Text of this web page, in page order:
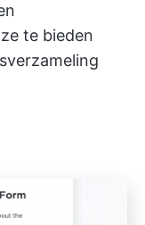
te bieden